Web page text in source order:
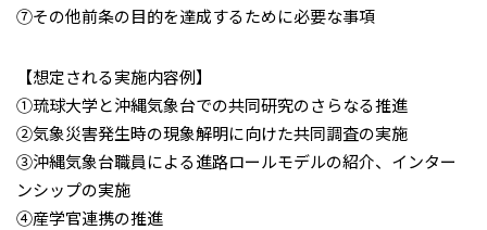
⑦その他前条の目的を達成するために必要な事項
【想定される実施内容例】
①琉球大学と沖縄気象台での共同研究のさらなる推進
②気象災害発生時の現象解明に向けた共同調査の実施
③沖縄気象台職員による進路ロールモデルの紹介、インター
ンシップの実施
④産学官連携の推進